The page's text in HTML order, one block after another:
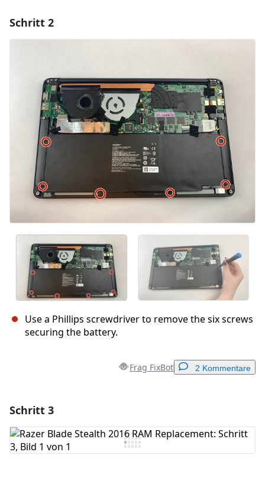
Abbrechen Kommentieren
Schritt 2
Use a Phillips screwdriver to remove the six screws
securing the battery.
Frag FixBot 2 Kommentare
Kommentar hinzufügen
Schritt 3